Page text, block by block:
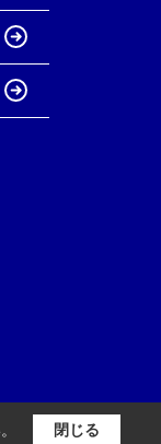
閉じる